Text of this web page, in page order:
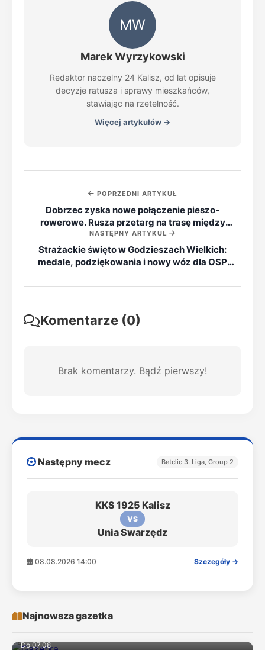
MW
Marek Wyrzykowski
Redaktor naczelny 24 Kalisz, od lat opisuje
decyzje ratusza i sprawy mieszkańców,
stawiając na rzetelność.
Więcej artykułów →
POPRZEDNI ARTYKUŁ
Dobrzec zyska nowe połączenie pieszo-
rowerowe. Rusza przetarg na trasę między
ulicami
NASTĘPNY ARTYKUŁ
Strażackie święto w Godzieszach Wielkich:
medale, podziękowania i nowy wóz dla OSP
Komentarze (0)
Brak komentarzy. Bądź pierwszy!
Następny mecz Betclic 3. Liga, Group 2
KKS 1925 Kalisz
VS
Unia Swarzędz
08.08.2026 14:00 Szczegóły →
Najnowsza gazetka
Do 07.08